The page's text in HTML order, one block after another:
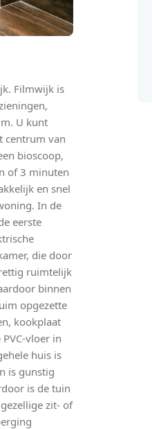
Filmwijk is
U kunt
centrum van
bioscoop,
of 3 minuten
en snel
In de
eerste
die door
ruimtelijk
binnen
opgezette
kookplaat
vloer in
huis is
is gunstig
is de tuin
zit- of